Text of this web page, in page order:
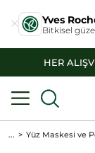
Yves
Bitkisel
HER
... Yüz Maskesi ve